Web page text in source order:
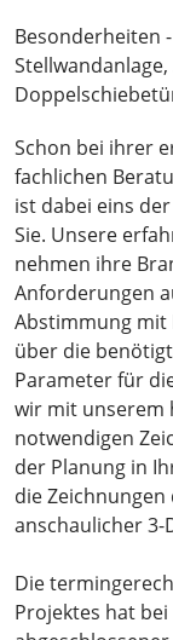
Besonderheiten
Schon bei ihrer
fachlichen
ist dabei eins
Sie. Unsere
nehmen ihre
Anforderungen
Abstimmung mit
über die
Parameter für
wir mit unserem
notwendigen
der Planung in
die
anschaulicher
Die
Projektes hat